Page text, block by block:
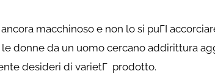
macchinoso e non lo si puГІ
donne da un uomo cercano addirittura
desideri di varietГ prodotto.